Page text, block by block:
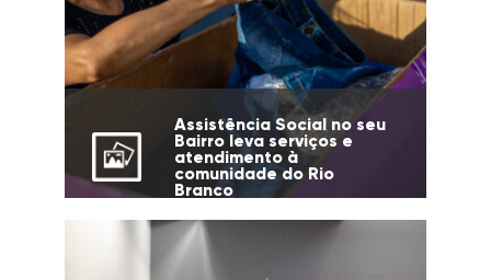
Assistência Social no seu
Bairro leva serviços e
atendimento à
comunidade do Rio
Branco